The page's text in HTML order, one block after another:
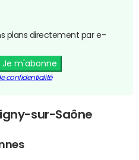
plans directement par e-
Je m'abonne
confidentialité
sur-Saône